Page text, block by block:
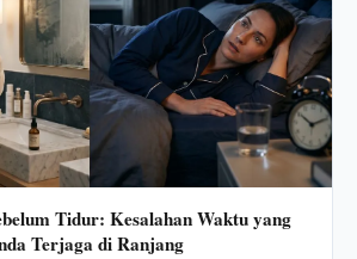
Tidur: Kesalahan Waktu yang
Terjaga di Ranjang